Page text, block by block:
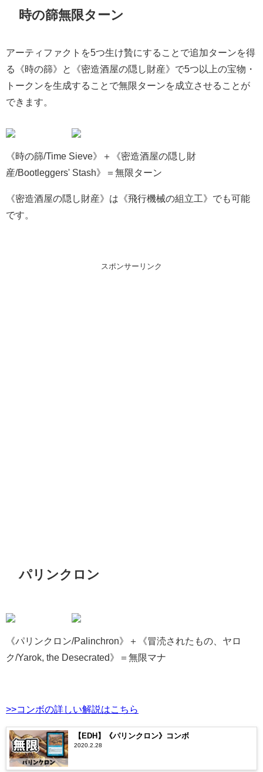
時の篩無限ターン
アーティファクトを5つ生け贄にすることで追加ターンを得
る《時の篩》と《密造酒屋の隠し財産》で5つ以上の宝物・
トークンを生成することで無限ターンを成立させることが
できます。
《時の篩/Time Sieve》＋《密造酒屋の隠し財
産/Bootleggers' Stash》＝無限ターン
《密造酒屋の隠し財産》は《飛行機械の組立工》でも可能
です。
スポンサーリンク
パリンクロン
《パリンクロン/Palinchron》＋《冒涜されたもの、ヤロ
ク/Yarok, the Desecrated》＝無限マナ
>>コンボの詳しい解説はこちら
【EDH】《パリンクロン》コンボ
2020.2.28